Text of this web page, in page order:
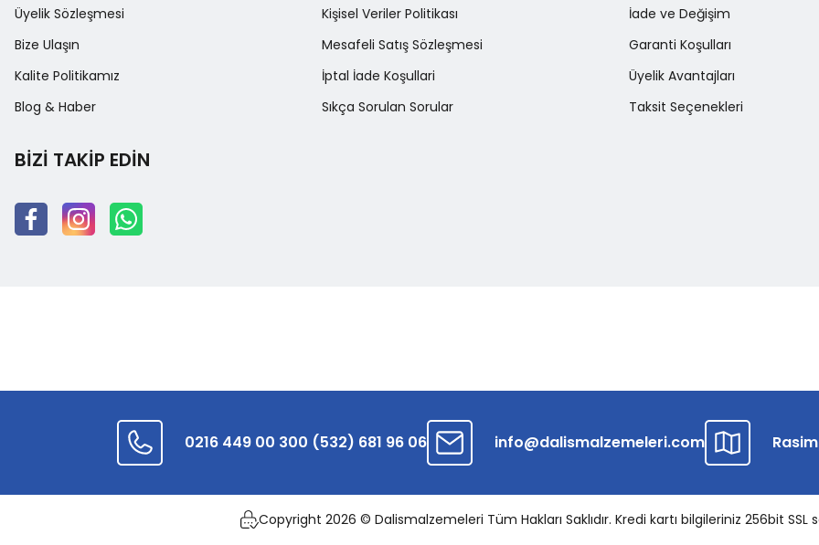
Üyelik Sözleşmesi
Bize Ulaşın
Kalite Politikamız
Blog & Haber
Kişisel Veriler Politikası
Mesafeli Satış Sözleşmesi
İptal İade Koşullari
Sıkça Sorulan Sorular
İade ve Değişim
Garanti Koşulları
Üyelik Avantajları
Taksit Seçenekleri
BİZİ TAKİP EDİN
0216 449 00 300 (532) 681 96 06 info@dalismalzemeleri.com
Copyright 2026 © Dalismalzemeleri Tüm Hakları Saklıdır. Kredi kartı bilgileriniz 256bit SSL